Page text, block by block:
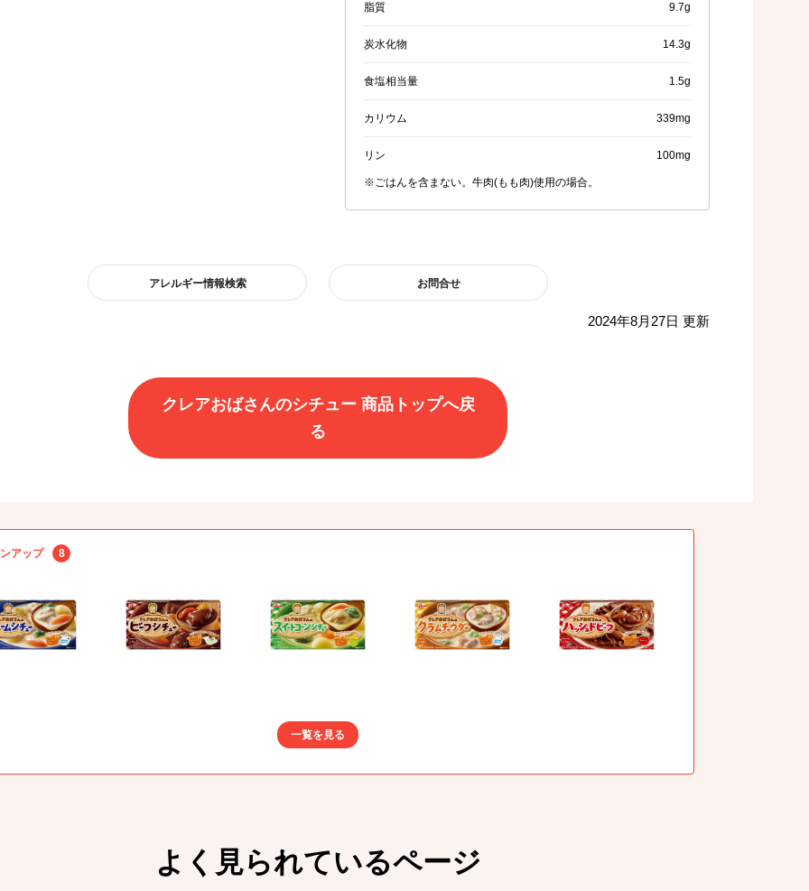
脂質 9.7g
炭水化物 14.3g
食塩相当量 1.5g
カリウム 339mg
リン 100mg
※ごはんを含まない。牛肉(もも肉)使用の場合。
アレルギー情報検索 お問合せ
2024年8月27日 更新
クレアおばさんのシチュー 商品トップへ戻
る
アップ 8
一覧を見る
よく見られているページ